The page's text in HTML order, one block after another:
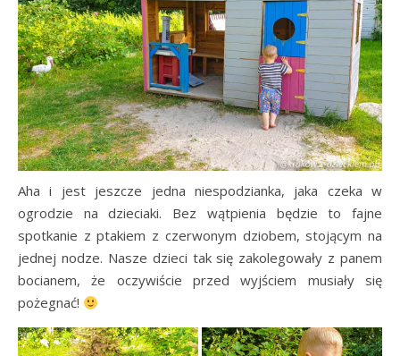
Aha i jest jeszcze jedna niespodzianka, jaka czeka w
ogrodzie na dzieciaki. Bez wątpienia będzie to fajne
spotkanie z ptakiem z czerwonym dziobem, stojącym na
jednej nodze. Nasze dzieci tak się zakolegowały z panem
bocianem, że oczywiście przed wyjściem musiały się
pożegnać!